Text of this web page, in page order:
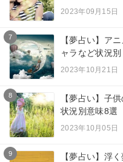
2023年09月15日
7
【夢占い】ア
ャラなど状況別
2023年10月21日
8
【夢占い】子
状況別意味8選
2023年10月05日
9
【夢占い】浮